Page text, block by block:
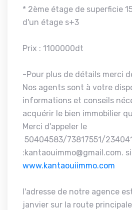
* 2ème étage de superficie
d'un étage s+3
Prix : 1100000dt
-Pour plus de détails merci
Nos agents sont à votre
informations et conseils
acquérir le bien immobilier
Merci d'appeler le
50404583/73817551/
:kantaouimmo@gmail.com.
www.kantaouiimmo.com
l'adresse de notre agence
janvier sur la route